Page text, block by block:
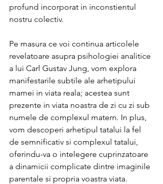
profund incorporat in inconstientul
nostru colectiv.
Pe masura ce voi continua articolele
revelatoare asupra psihologiei analitice
a lui Carl Gustav Jung, vom explora
manifestarile subtile ale arhetipului
mamei in viata reala; acestea sunt
prezente in viata noastra de zi cu zi sub
numele de complexul matern. In plus,
vom descoperi arhetipul tatalui la fel
de semnificativ si complexul tatalui,
oferindu-va o intelegere cuprinzatoare
a dinamicii complicate dintre imaginile
parentale si propria voastra viata.